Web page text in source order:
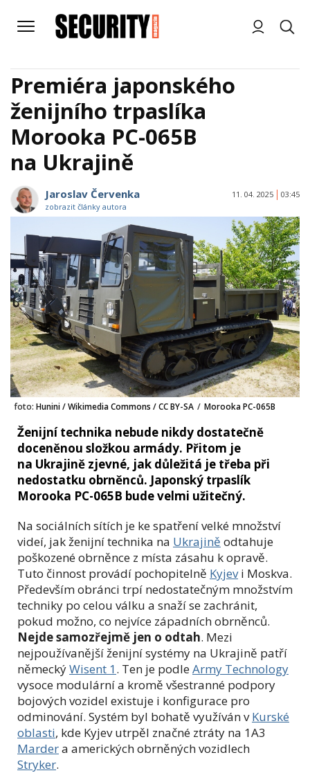
Premiéra japonského
ženijního trpaslíka
Morooka PC-065B
na Ukrajině
Jaroslav Červenka
zobrazit články autora
11. 04. 2025 03:45
foto: Hunini / Wikimedia Commons / CC BY-SA / Morooka PC-065B
Ženijní technika nebude nikdy dostatečně
doceněnou složkou armády. Přitom je
na Ukrajině zjevné, jak důležitá je třeba při
nedostatku obrněnců. Japonský trpaslík
Morooka PC-065B bude velmi užitečný.
Na sociálních sítích je ke spatření velké množství
videí, jak ženijní technika na Ukrajině odtahuje
poškozené obrněnce z místa zásahu k opravě.
Tuto činnost provádí pochopitelně Kyjevi Moskva.
Především obránci trpí nedostatečným množstvím
techniky po celou válku a snaží se zachránit,
pokud možno, co nejvíce západních obrněnců.
Nejde samozřejmě jen o odtah. Mezi
nejpoužívanější ženijní systémy na Ukrajině patří
německýWisent 1. Ten je podleArmy Technology
vysoce modulární a kromě všestranné podpory
bojových vozidel existuje i konfigurace pro
odminování. Systém byl bohatě využíván vKurské
oblasti, kde Kyjev utrpěl značné ztráty na 1A3
Mardera amerických obrněných vozidlech
Stryker.